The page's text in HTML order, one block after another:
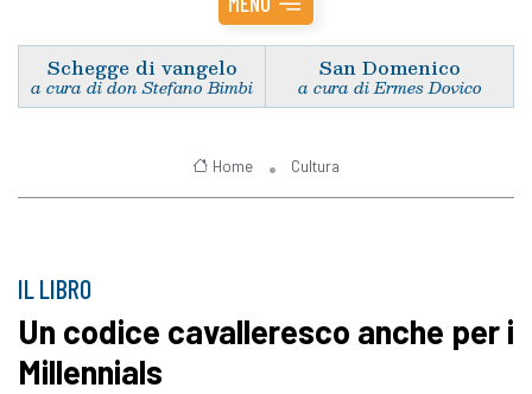
Schegge di vangelo
a cura di don Stefano Bimbi
San Domenico
a cura di Ermes Dovico
Home Cultura
IL LIBRO
Un codice cavalleresco anche per i
Millennials